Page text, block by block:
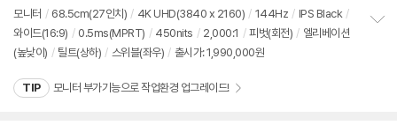
견
점
리
뷰
모니터 / 68.5cm(27인치) / 4K UHD(3840 x 2160) / 144Hz / IPS Black /
와이드(16:9) / 0.5ms(MPRT) / 450nits / 2,000:1 / 피벗(회전) / 엘리베이션
(높낮이) / 틸트(상하) / 스위블(좌우) / 출시가: 1,990,000원
TIP 모니터 부가기능으로 작업환경 업그레이드!